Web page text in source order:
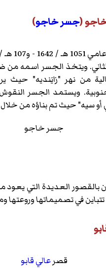
(جسر خاجو)
ويتخذ الجسر اسمه
من نهر "زايَنديه" حيث
ويستمد الجسر
سيه" حيث تم بناؤه من
جسر خاجو
بالقصور العديدة التي
في تصميماتها وروعتها
قصرعالي قابو